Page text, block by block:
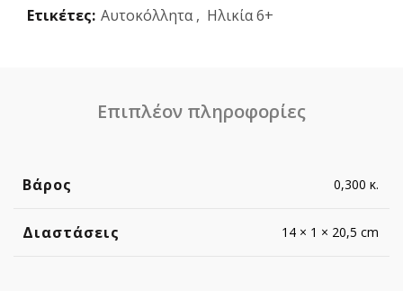
Ετικέτες: Αυτοκόλλητα , Ηλικία 6+
Επιπλέον πληροφορίες
Βάρος 0,300 κ.
Διαστάσεις 14 × 1 × 20,5 cm